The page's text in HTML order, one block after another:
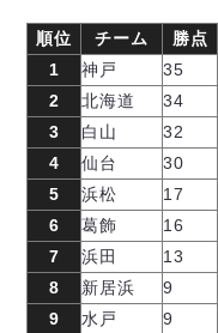
順位 チーム 勝点
1
神戸 35
2
北海道 34
3
白山 32
4
仙台 30
5
浜松 17
6
葛飾 16
7
浜田 13
8
新居浜 9
9
水戸 9